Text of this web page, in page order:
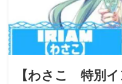
【わさこ 特別